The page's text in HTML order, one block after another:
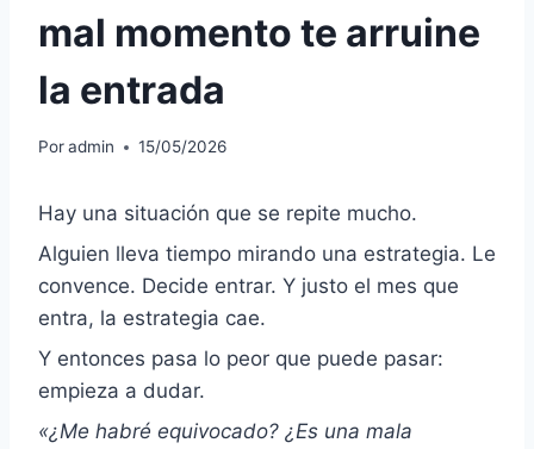
mal momento te arruine
la entrada
Poradmin 15/05/2026
Hay una situación que se repite mucho.
Alguien lleva tiempo mirando una estrategia. Le
convence. Decide entrar. Y justo el mes que
entra, la estrategia cae.
Y entonces pasa lo peor que puede pasar:
empieza a dudar.
«¿Me habré equivocado? ¿Es una mala